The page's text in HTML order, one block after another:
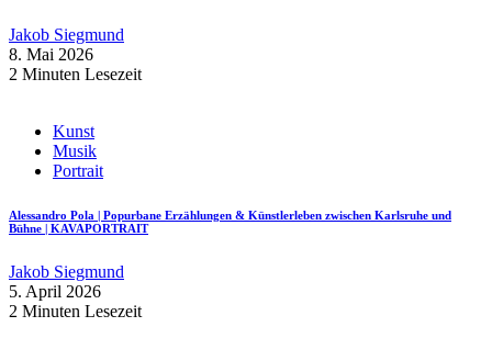
Jakob Siegmund
8. Mai 2026
2 Minuten Lesezeit
Kunst
Musik
Portrait
Alessandro Pola | Popurbane Erzählungen & Künstlerleben zwischen Karlsruhe und
Bühne | KAVAPORTRAIT
Jakob Siegmund
5. April 2026
2 Minuten Lesezeit